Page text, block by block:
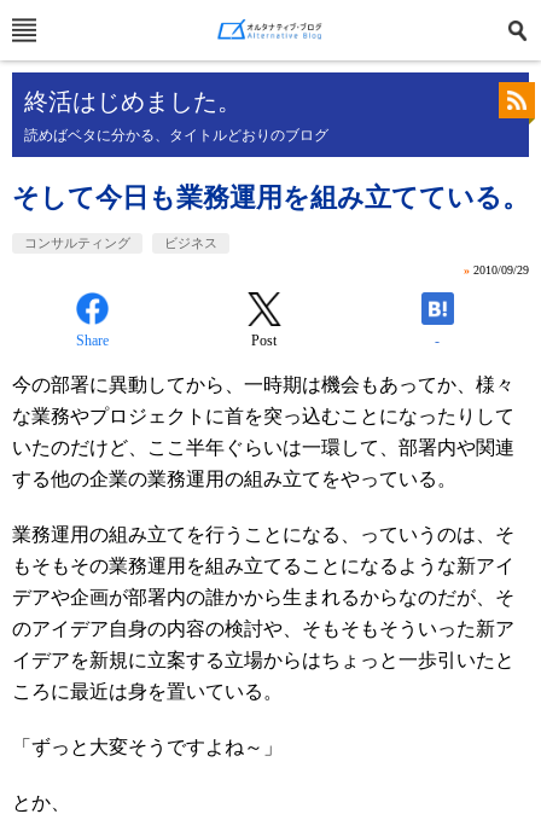
終活はじめました。
読めばベタに分かる、タイトルどおりのブログ
そして今日も業務運用を組み立てている。
コンサルティング ビジネス
» 2010/09/29
Share Post -
今の部署に異動してから、一時期は機会もあってか、様々
な業務やプロジェクトに首を突っ込むことになったりして
いたのだけど、ここ半年ぐらいは一環して、部署内や関連
する他の企業の業務運用の組み立てをやっている。
業務運用の組み立てを行うことになる、っていうのは、そ
もそもその業務運用を組み立てることになるような新アイ
デアや企画が部署内の誰かから生まれるからなのだが、そ
のアイデア自身の内容の検討や、そもそもそういった新ア
イデアを新規に立案する立場からはちょっと一歩引いたと
ころに最近は身を置いている。
「ずっと大変そうですよね～」
とか、